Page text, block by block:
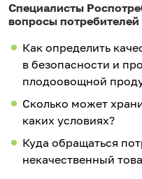
Специалисты
вопросы потребителей
Как определить
в безопасности и
плодоовощной
Сколько может
каких условиях?
Куда обращаться
некачественный